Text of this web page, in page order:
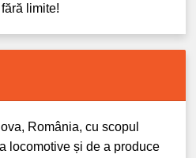
limite!
România, cu scopul
locomotive și de a produce